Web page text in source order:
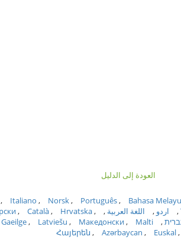
العودة إلى الدليل
Italiano Norsk Português Bahasa Melayu
اردو اللغة العربية Català
Hrvatska
Gaeilge Latviešu Македонски Malti
Հայերեն Azərbaycan Euskal